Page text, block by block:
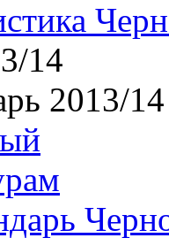
14
2013/14